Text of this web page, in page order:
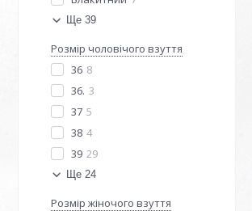
Ще 39
Розмір чоловічого взуття
36 8
36. 3
37 5
38 4
39 29
Ще 24
Розмір жіночого взуття